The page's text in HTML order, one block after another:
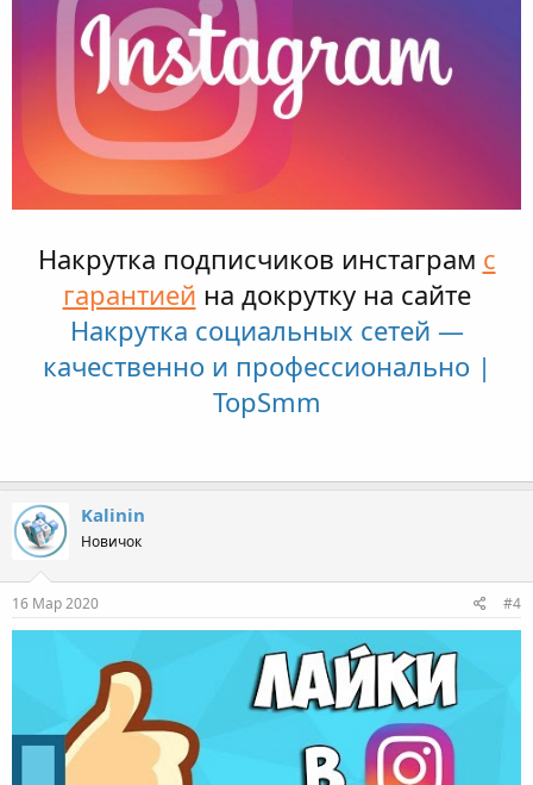
Накрутка подписчиков инстаграм с
гарантией на докрутку на сайте
Накрутка социальных сетей —
качественно и профессионально |
TopSmm
Kalinin
Новичок
16 Мар 2020 #4